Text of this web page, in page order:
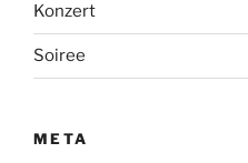
Konzert
Soiree
META